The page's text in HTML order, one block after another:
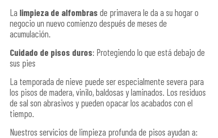
La limpieza de alfombras de primavera le da a su hogar o
negocio un nuevo comienzo después de meses de
acumulación.
Cuidado de pisos duros: Protegiendo lo que está debajo de
sus pies
La temporada de nieve puede ser especialmente severa para
los pisos de madera, vinilo, baldosas y laminados. Los residuos
de sal son abrasivos y pueden opacar los acabados con el
tiempo.
Nuestros servicios de limpieza profunda de pisos ayudan a: